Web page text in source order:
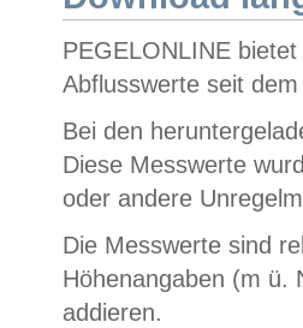
PEGELONLINE
Abflusswerte seit
Bei den
Diese Messwerte
oder andere
Die Messwerte sind
Höhenangaben (m ü.
addieren.